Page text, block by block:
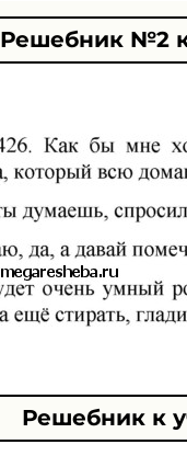
Решебник №2
Решебник к